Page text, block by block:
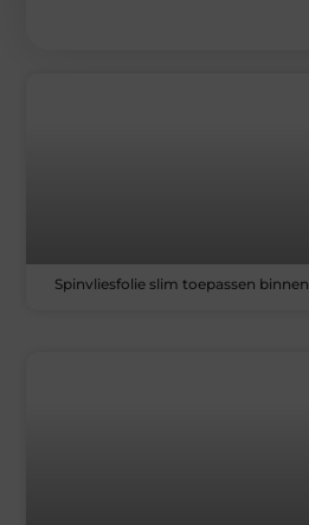
Spinvliesfolie slim toepassen